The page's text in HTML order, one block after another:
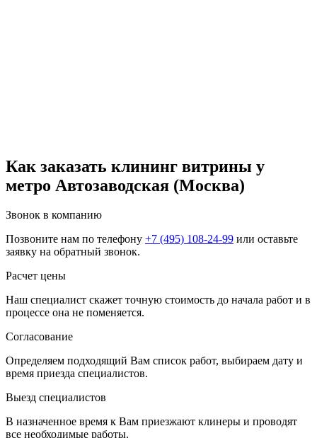
Как заказать клининг витрины у
метро Автозаводская (Москва)
Звонок в компанию
Позвоните нам по телефону +7 (495) 108-24-99 или оставьте
заявку на обратный звонок.
Расчет цены
Наш специалист скажет точную стоимость до начала работ и в
процессе она не поменяется.
Согласование
Определяем подходящий Вам список работ, выбираем дату и
время приезда специалистов.
Выезд специалистов
В назначенное время к Вам приезжают клинеры и проводят
все необходимые работы.